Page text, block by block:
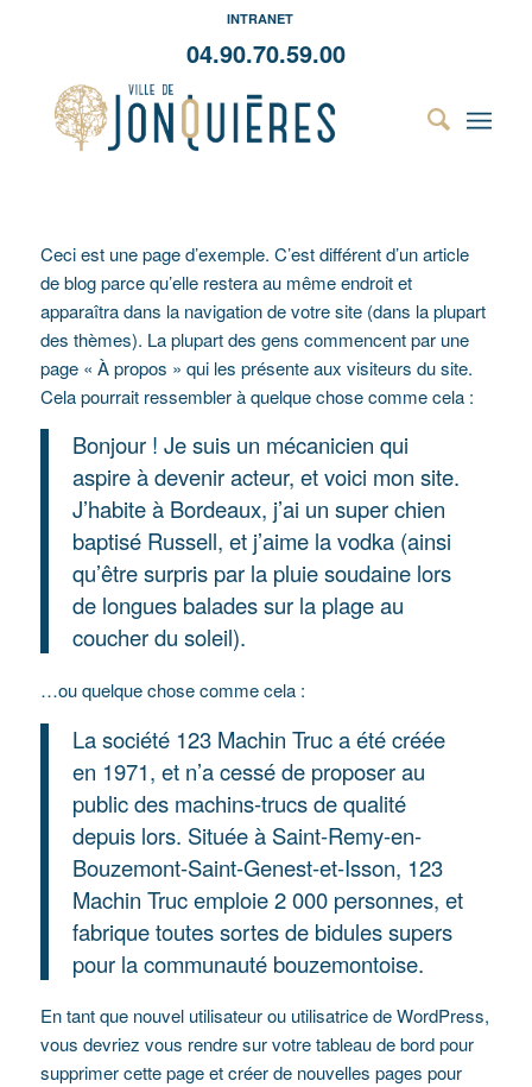
INTRANET
04.90.70.59.00
Ceci est une page d’exemple. C’est différent d’un article
de blog parce qu’elle restera au même endroit et
apparaîtra dans la navigation de votre site (dans la plupart
des thèmes). La plupart des gens commencent par une
page « À propos » qui les présente aux visiteurs du site.
Cela pourrait ressembler à quelque chose comme cela :
Bonjour ! Je suis un mécanicien qui
aspire à devenir acteur, et voici mon site.
J’habite à Bordeaux, j’ai un super chien
baptisé Russell, et j’aime la vodka (ainsi
qu’être surpris par la pluie soudaine lors
de longues balades sur la plage au
coucher du soleil).
…ou quelque chose comme cela :
La société 123 Machin Truc a été créée
en 1971, et n’a cessé de proposer au
public des machins-trucs de qualité
depuis lors. Située à Saint-Remy-en-
Bouzemont-Saint-Genest-et-Isson, 123
Machin Truc emploie 2 000 personnes, et
fabrique toutes sortes de bidules supers
pour la communauté bouzemontoise.
En tant que nouvel utilisateur ou utilisatrice de WordPress,
vous devriez vous rendre survotre tableau de bordpour
supprimer cette page et créer de nouvelles pages pour